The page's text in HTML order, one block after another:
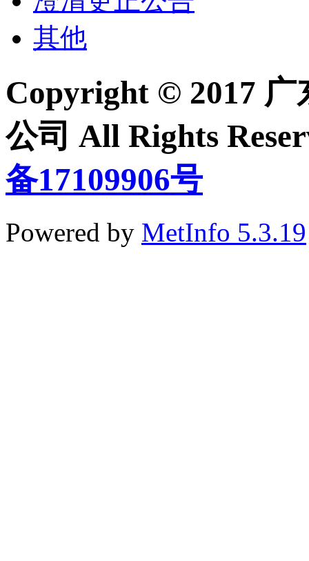
其他
Copyright © 2017
公司 All Rights
备17109906号
Powered by MetInfo 5.3.19